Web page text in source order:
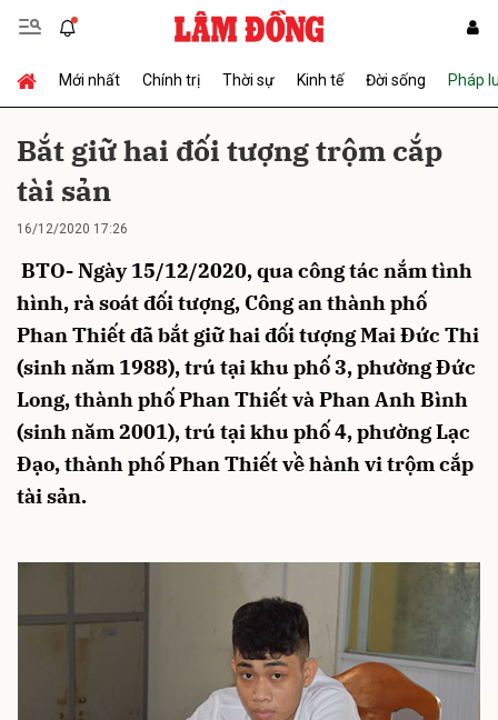
Mới nhất Chính trị Thời sự Kinh tế Đời sống Pháp
Bắt giữ hai đối tượng trộm cắp
tài sản
16/12/2020 17:26
BTO- Ngày 15/12/2020, qua công tác nắm tình
hình, rà soát đối tượng, Công an thành phố
Phan Thiết đã bắt giữ hai đối tượng Mai Đức Thi
(sinh năm 1988), trú tại khu phố 3, phường Đức
Long, thành phố Phan Thiết và Phan Anh Bình
(sinh năm 2001), trú tại khu phố 4, phường Lạc
Đạo, thành phố Phan Thiết về hành vi trộm cắp
tài sản.
Gửi bình luận
Hủy Gửi